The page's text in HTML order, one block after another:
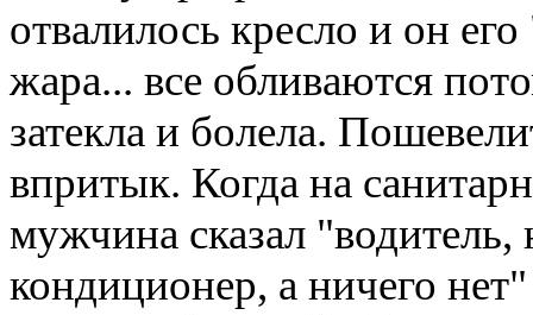
отвалилось кресло и он
жара... все обливаются
затекла и болела.
впритык. Когда на
мужчина сказал
кондиционер, а ничего